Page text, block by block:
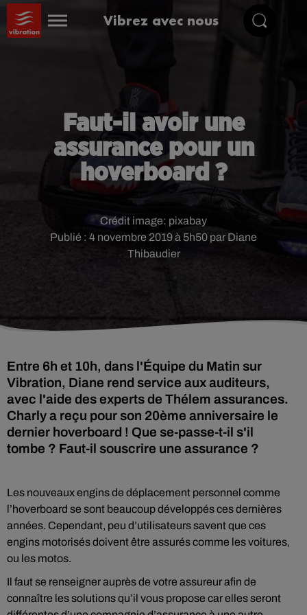
Vibrez avec nous
Faut-il avoir une
assurance pour un
hoverboard ?
Publié : 4 novembre 2019 à 5h50 par Diane
Thibaudier
Crédit image: pixabay
Entre 6h et 10h, dans l'Équipe du Matin sur
Vibration, Diane rend service aux auditeurs,
avec l'aide des experts de Thélem assurances.
Charly a reçu pour son 20ème anniversaire le
dernier hoverboard ! Que se-passe-t-il s'il
tombe ? Faut-il souscrire une assurance ?
Les nouveaux engins de déplacement personnel comme
l’hoverboard se sont beaucoup développés ces dernières
années. Cependant, peu d’utilisateurs savent que ces
engins motorisés doivent être assurés comme les voitures,
ou les motos.
Il faut se renseigner auprès de votre assureur afin de
connaître les solutions qu’il vous propose car elles seront